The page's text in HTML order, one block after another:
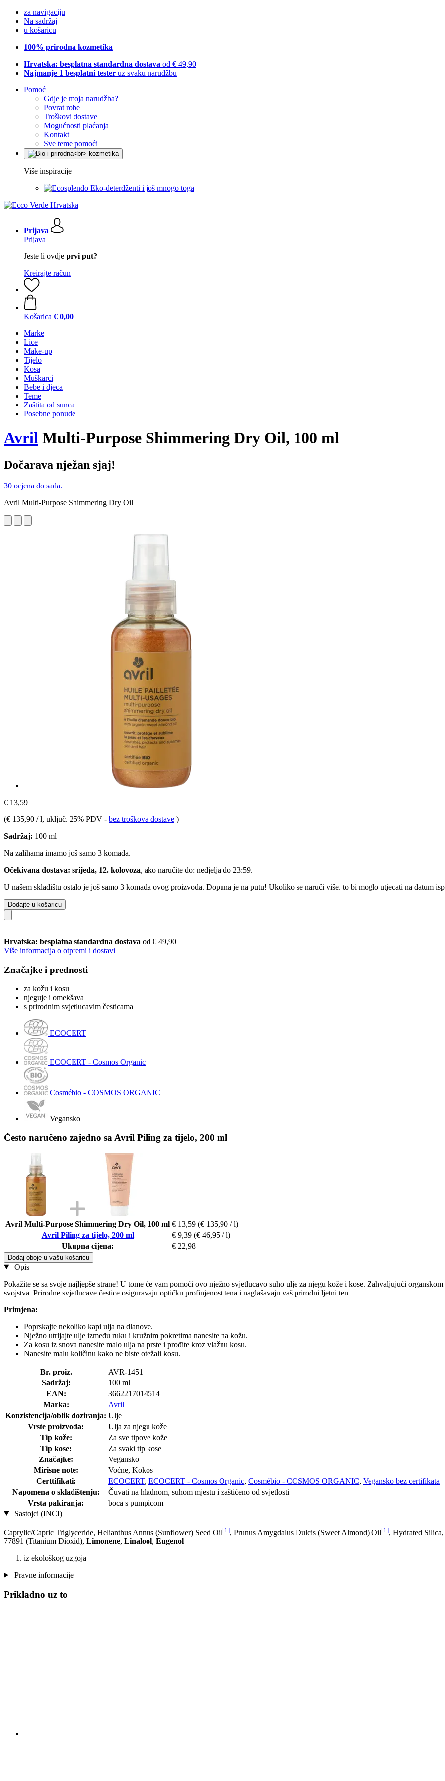
za navigaciju
Na sadržaj
u košaricu
100% prirodna kozmetika
Hrvatska: besplatna standardna dostava od € 49,90
Najmanje 1 besplatni tester uz svaku narudžbu
Pomoć
Gdje je moja narudžba?
Povrat robe
Troškovi dostave
Mogućnosti plaćanja
Kontakt
Sve teme pomoći
Više inspiracije
Eko-deterdženti i još mnogo toga
Prijava
Prijava
Jeste li ovdje prvi put?
Kreirajte račun
Košarica € 0,00
Marke
Lice
Make-up
Tijelo
Kosa
Muškarci
Bebe i djeca
Teme
Zaštita od sunca
Posebne ponude
Avril Multi-Purpose Shimmering Dry Oil, 100 ml
Dočarava nježan sjaj!
30 ocjena do sada.
Avril Multi-Purpose Shimmering Dry Oil
€ 13,59
(€ 135,90 / l, uključ. 25% PDV - bez troškova dostave )
Sadržaj: 100 ml
Na zalihama imamo još samo 3 komada.
Očekivana dostava: srijeda, 12. kolovoza, ako naručite do: nedjelja do 23:59.
U našem skladištu ostalo je još samo 3 komada ovog proizvoda. Dopuna je na putu! Ukoliko se naruči više, to bi moglo utjecati na datum
Dodajte u košaricu
Hrvatska: besplatna standardna dostava od € 49,90
Više informacija o otpremi i dostavi
Značajke i prednosti
za kožu i kosu
njeguje i omekšava
s prirodnim svjetlucavim česticama
ECOCERT
ECOCERT - Cosmos Organic
Cosmébio - COSMOS ORGANIC
Vegansko
Često naručeno zajedno sa Avril Piling za tijelo, 200 ml
Avril Multi-Purpose Shimmering Dry Oil, 100 ml € 13,59 (€ 135,90 / l)
Avril Piling za tijelo, 200 ml
€ 9,39 (€ 46,95 / l)
Ukupna cijena:
€ 22,98
Dodaj oboje u vašu košaricu
Opis
Pokažite se sa svoje najljepše strane! U tome će vam pomoći ovo nježno svjetlucavo suho ulje za njegu kože i kose. Zahvaljujući
svojstva. Prirodne svjetlucave čestice osiguravaju optičku profinjenost tena i naglašavaju vaš prirodni ljetni ten.
Primjena:
Poprskajte nekoliko kapi ulja na dlanove.
Nježno utrljajte ulje između ruku i kružnim pokretima nanesite na kožu.
Za kosu iz snova nanesite malo ulja na prste i prođite kroz vlažnu kosu.
Nanesite malu količinu kako ne biste otežali kosu.
Br. proiz.
AVR-1451
Sadržaj:
100 ml
EAN:
3662217014514
Marka:
Avril
Konzistencija/oblik doziranja: Ulje
Vrste proizvoda:
Ulja za njegu kože
Tip kože:
Za sve tipove kože
Tip kose:
Za svaki tip kose
Značajke:
Vegansko
Mirisne note:
Voćne, Kokos
Certtifikati:
ECOCERT, ECOCERT - Cosmos Organic, Cosmébio - COSMOS ORGANIC, Vegansko bez certifikata
Napomena o skladištenju:
Čuvati na hladnom, suhom mjestu i zaštićeno od svjetlosti
Vrsta pakiranja:
boca s pumpicom
Sastojci (INCI)
Caprylic/Capric Triglyceride, Helianthus Annus (Sunflower) Seed Oil[1], Prunus Amygdalus Dulcis (Sweet Almond) Oil[1], Hydrated
77891 (Titanium Dioxid), Limonene, Linalool, Eugenol
iz ekološkog uzgoja
Pravne informacije
Prikladno uz to